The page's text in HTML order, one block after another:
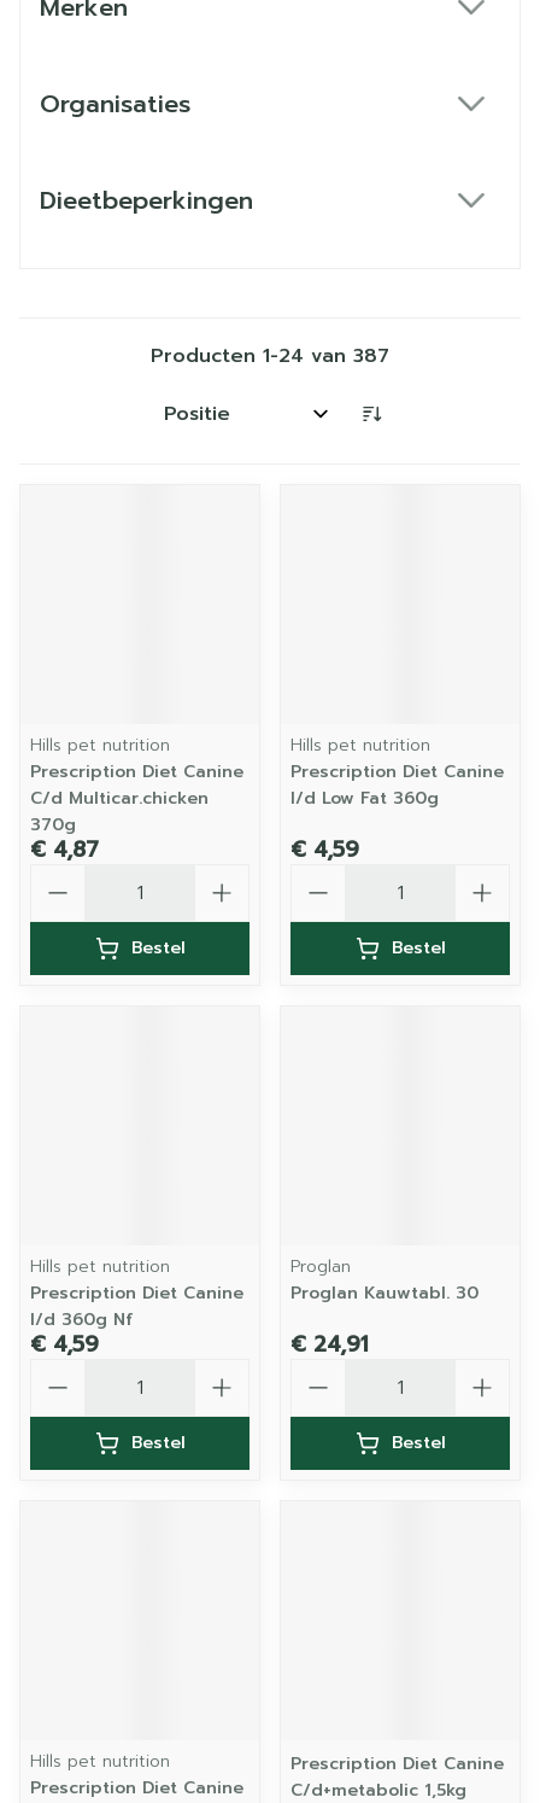
Merken
Organisaties
Dieetbeperkingen
Producten 1-24 van 387
Sorteer op:
Hills pet nutrition
Prescription Diet Canine
C/d Multicar.chicken
370g
€ 4,87
Bestel
Hills pet nutrition
Prescription Diet Canine
I/d Low Fat 360g
€ 4,59
Bestel
Hills pet nutrition
Prescription Diet Canine
I/d 360g Nf
€ 4,59
Bestel
Proglan
Proglan Kauwtabl. 30
€ 24,91
Bestel
Hills pet nutrition
Prescription Diet Canine
Prescription Diet Canine
C/d+metabolic 1,5kg